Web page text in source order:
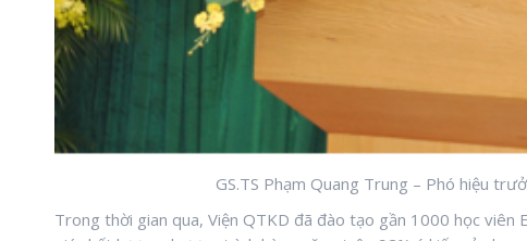
GS.TS Phạm Quang Trung – Phó hiệu
Trong thời gian qua, Viện QTKD đã đào tạo gần 1000 học viên